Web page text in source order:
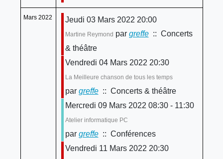
Mars 2022 Jeudi 03 Mars 2022 20:00
Martine Reymond par greffe:: Concerts
& théâtre
Vendredi 04 Mars 2022 20:30
La Meilleure chanson de tous les temps
par greffe:: Concerts & théâtre
Mercredi 09 Mars 2022 08:30 - 11:30
Atelier informatique PC
par greffe:: Conférences
Vendredi 11 Mars 2022 20:30